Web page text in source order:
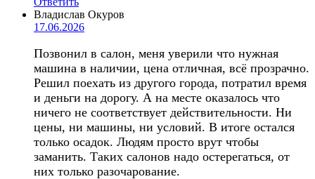
Владислав Окуров
17.06.2026
Позвонил в салон, меня уверили что нужная
машина в наличии, цена отличная, всё прозрачно.
Решил поехать из другого города, потратил время
и деньги на дорогу. А на месте оказалось что
ничего не соответствует действительности. Ни
цены, ни машины, ни условий. В итоге остался
только осадок. Людям просто врут чтобы
заманить. Таких салонов надо остерегаться, от
них только разочарование.